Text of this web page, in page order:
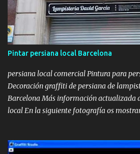
Pintar persiana local Barcelona
persiana local comercial Pintura para
Decoración graffiti de persiana de
Barcelona Más información actualizada
local En la siguiente fotografía os
servicios que ofrecen, además de